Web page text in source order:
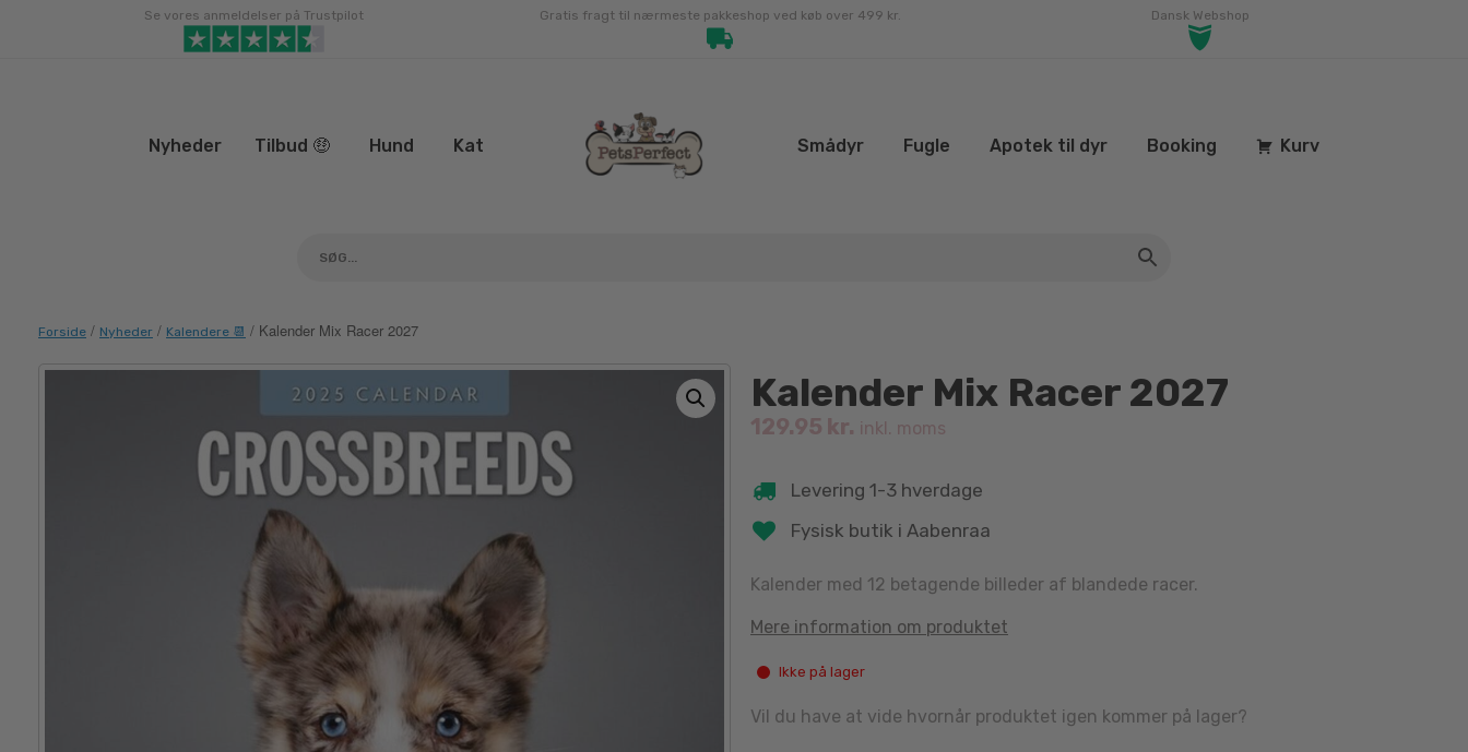
Se vores anmeldelser på Trustpilot Gratis fragt til nærmeste pakkeshop ved køb over 499 kr. Dansk Webshop
Nyheder Tilbud 🤑 Hund Kat Smådyr Fugle Apotek til dyr Booking Kurv
Forside / Nyheder / Kalendere 📆 / Kalender Mix Racer 2027
Kalender Mix Racer 2027
129.95 kr. inkl. moms
Levering 1-3 hverdage
Fysisk butik i Aabenraa
Kalender med 12 betagende billeder af blandede racer.
Mere information om produktet
Ikke på lager
Vil du have at vide hvornår produktet igen kommer på lager?